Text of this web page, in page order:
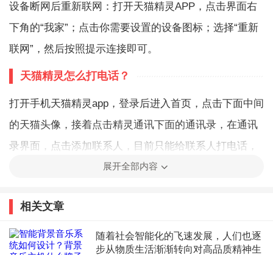
设备断网后重新联网：打开天猫精灵APP，点击界面右
下角的“我家”；点击你需要设置的设备图标；选择“重新
联网”，然后按照提示连接即可。
天猫精灵怎么打电话？
打开手机天猫精灵app，登录后进入首页，点击下面中间
的天猫头像，接着点击精灵通讯下面的通讯录，在通讯
录界面，点击添加联系人，目前只能给联系人打电话，
所以必须添加联系人。
添加联系人有两种方式，可以手动添加，可以导入手机
天猫精灵的好友，对天猫精灵说：天猫精灵，打电话给
展开全部内容
相关文章
随着社会智能化的飞速发展，人们也逐
步从物质生活渐渐转向对高品质精神生